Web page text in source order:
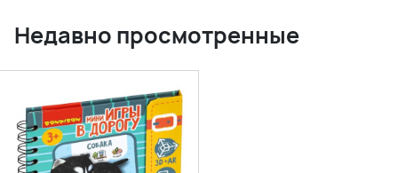
Недавно просмотренные